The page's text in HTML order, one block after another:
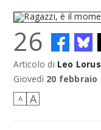
Ragazzi, è il momento
26
Articolo di Leo
Giovedì 20 febbraio
A A